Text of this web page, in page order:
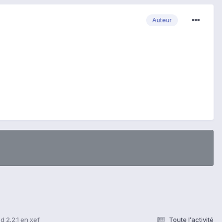
Auteur
Toute l’activité
2.2.1 en xef